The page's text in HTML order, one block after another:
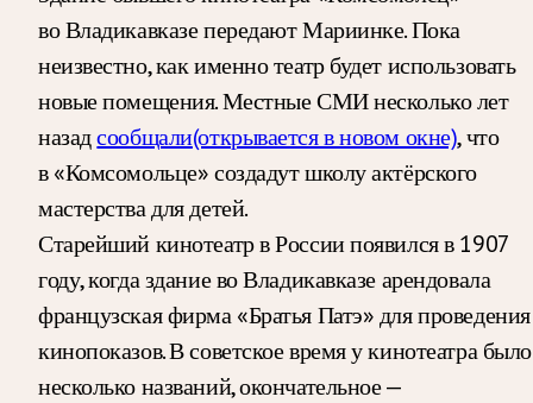
во Владикавказе передают Мариинке. Пока
неизвестно, как именно театр будет использовать
новые помещения. Местные СМИ несколько лет
назадсообщали(открывается в новом окне), что
в «Комсомольце» создадут школу актёрского
мастерства для детей.
Старейший кинотеатр в России появился в 1907
году, когда здание во Владикавказе арендовала
французская фирма «Братья Патэ» для проведения
кинопоказов. В советское время у кинотеатра было
несколько названий, окончательное —